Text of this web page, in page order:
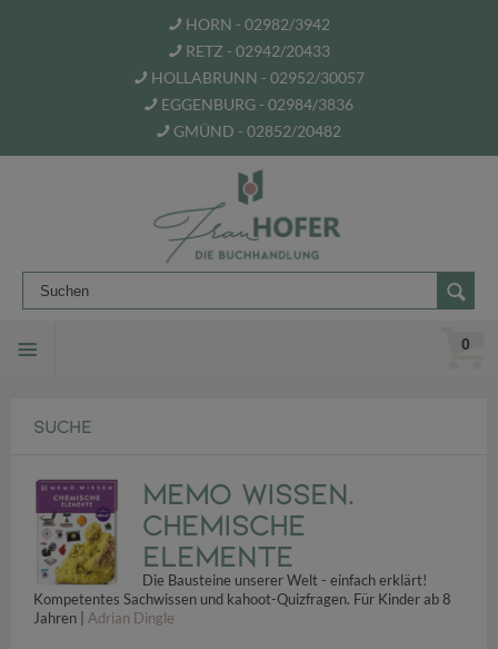
HORN - 02982/3942
RETZ - 02942/20433
HOLLABRUNN - 02952/30057
EGGENBURG - 02984/3836
GMÜND - 02852/20482
0
SUCHE
memo Wissen.
Chemische
Elemente
Die Bausteine unserer Welt - einfach erklärt!
Kompetentes Sachwissen und kahoot-Quizfragen. Für Kinder ab 8
Jahren | Adrian Dingle